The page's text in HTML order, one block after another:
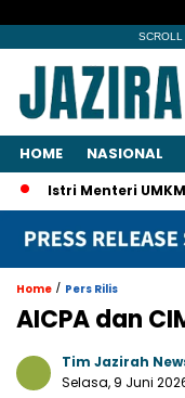
SCROLL
HOME NASIONAL
Menteri UMKM Mau
Home / Pers Rilis
AICPA dan
Tim Jazirah
Selasa, 9 Juni